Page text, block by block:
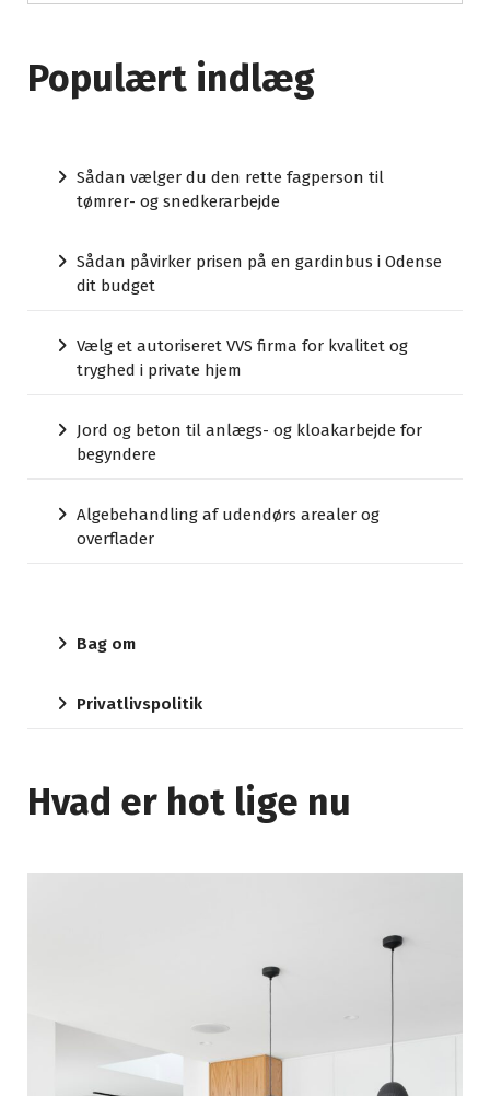
Populært indlæg
Sådan vælger du den rette fagperson til
tømrer- og snedkerarbejde
Sådan påvirker prisen på en gardinbus i Odense
dit budget
Vælg et autoriseret VVS firma for kvalitet og
tryghed i private hjem
Jord og beton til anlægs- og kloakarbejde for
begyndere
Algebehandling af udendørs arealer og
overflader
Bag om
Privatlivspolitik
Hvad er hot lige nu